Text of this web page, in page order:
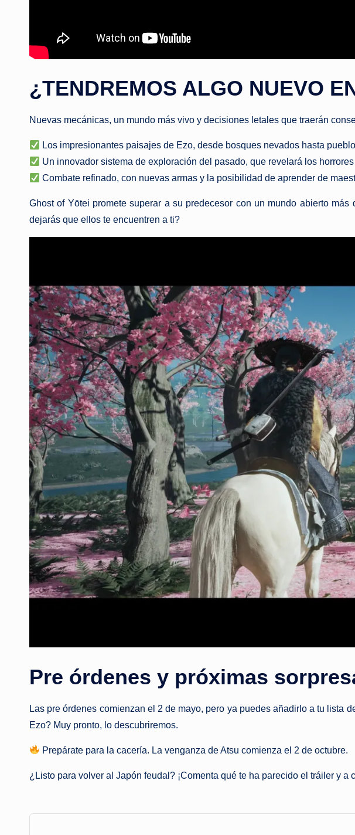
¿TENDREMOS ALGO NUEVO
Nuevas mecánicas, un mundo más vivo y decisiones letales que traerán
Los impresionantes paisajes de Ezo, desde bosques nevados hasta
Un innovador sistema de exploración del pasado, que revelará los
Combate refinado, con nuevas armas y la posibilidad de aprender de
Ghost of Yōtei promete superar a su predecesor con un mundo abierto
dejarás que ellos te encuentren a ti?
Pre órdenes y próximas
Las pre órdenes comienzan el 2 de mayo, pero ya puedes añadirlo a tu lista
Ezo? Muy pronto, lo descubriremos.
Prepárate para la cacería. La venganza de Atsu comienza el 2 de octubre.
¿Listo para volver al Japón feudal? ¡Comenta qué te ha parecido el tráiler y